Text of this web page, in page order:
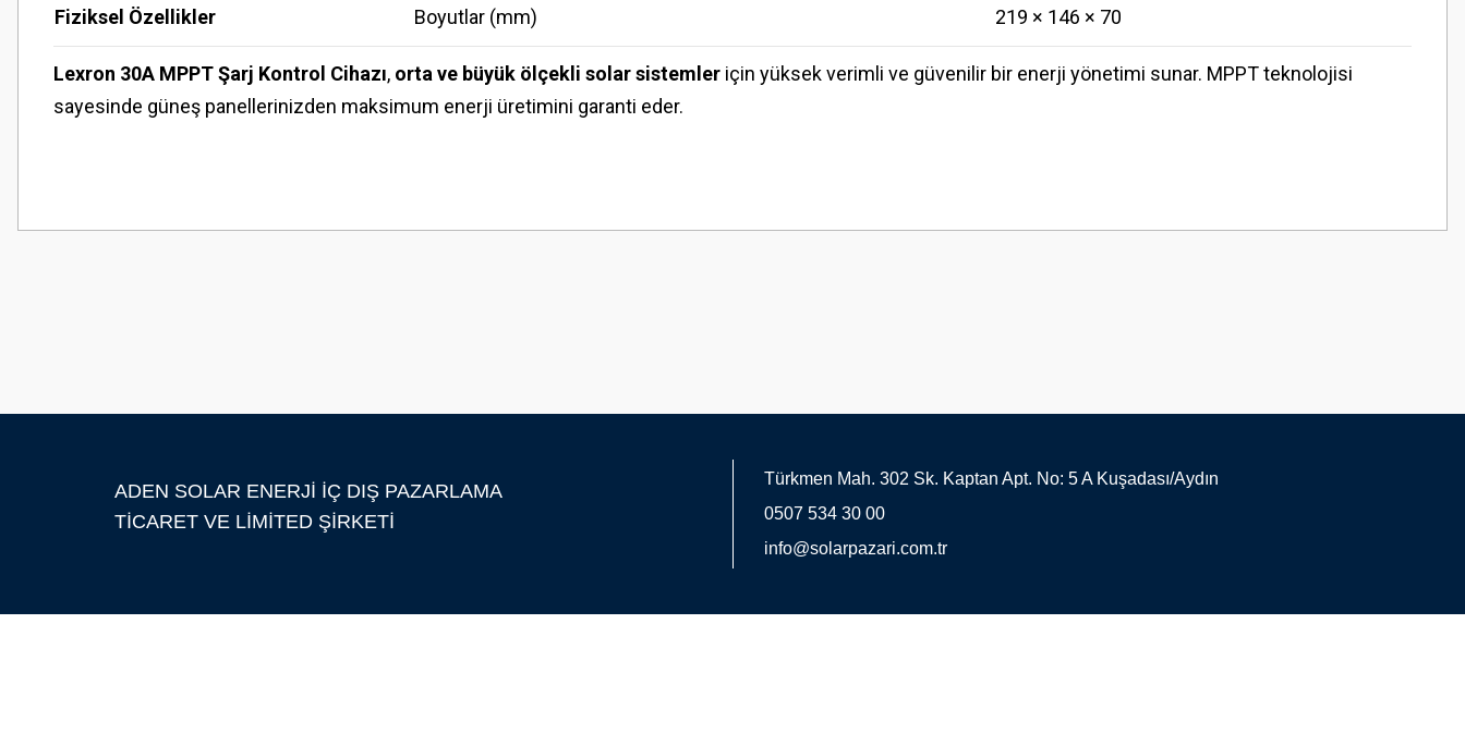
Fiziksel Özellikler
Boyutlar (mm) 219 × 146 × 70
Lexron 30A MPPT Şarj Kontrol Cihazı, orta ve büyük ölçekli solar sistemler için yüksek verimli ve güvenilir bir enerji yönetimi sunar. MPPT teknolojisi
sayesinde güneş panellerinizden maksimum enerji üretimini garanti eder.
Görüş ve önerileriniz için teşekkür ederiz.
ADEN SOLAR ENERJİ İÇ DIŞ PAZARLAMA
TİCARET VE LİMİTED ŞİRKETİ
Türkmen Mah. 302 Sk. Kaptan Apt. No: 5 A Kuşadası/Aydın
0507 534 30 00
info@solarpazari.com.tr